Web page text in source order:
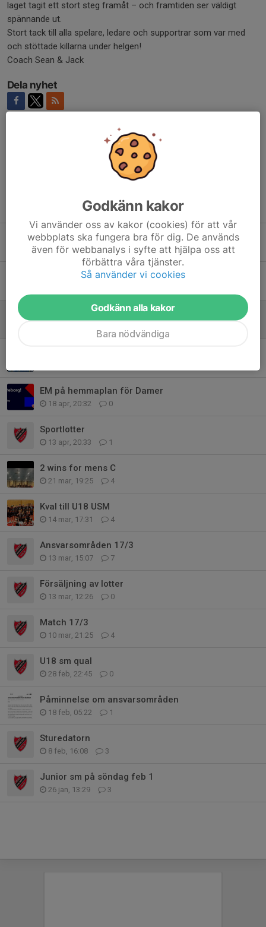
laget tagit ett stort steg framåt – och framtiden ser väldigt
spännande ut.
Stort tack till alla spelare, ledare och supportrar som var med
och stöttade killarna under helgen!
Coach Sean & Jack
Dela nyhet
Tidigare nyheter
Sportlotten
13 maj, 18:35 0
Tryout 23 maj!
EM på hemmaplan för Damer
18 apr, 20:32 0
Sportlotter
13 apr, 20:33 1
2 wins for mens C
21 mar, 19:25 4
Kval till U18 USM
14 mar, 17:31 4
Ansvarsområden 17/3
13 mar, 15:07 7
Försäljning av lotter
13 mar, 12:26 0
Match 17/3
10 mar, 21:25 4
U18 sm qual
28 feb, 22:45 0
Påminnelse om ansvarsområden
18 feb, 05:22 1
Sturedatorn
8 feb, 16:08 3
Junior sm på söndag feb 1
26 jan, 13:29 3
Godkänn kakor
Vi använder oss av kakor (cookies) för att vår
webbplats ska fungera bra för dig. De används
även för webbanalys i syfte att hjälpa oss att
förbättra våra tjänster.
Så använder vi cookies
Godkänn alla kakor
Bara nödvändiga